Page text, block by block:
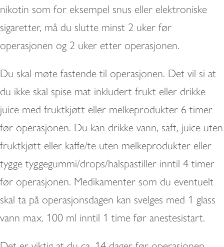
nikotin som for eksempel snus eller elektroniske
sigaretter, må du slutte minst 2 uker før
operasjonen og 2 uker etter operasjonen.
Du skal møte fastende til operasjonen. Det vil si at
du ikke skal spise mat inkludert frukt eller drikke
juice med fruktkjøtt eller melkeprodukter 6 timer
før operasjonen. Du kan drikke vann, saft, juice uten
fruktkjøtt eller kaffe/te uten melkeprodukter eller
tygge tyggegummi/drops/halspastiller inntil 4 timer
før operasjonen. Medikamenter som du eventuelt
skal ta på operasjonsdagen kan svelges med 1 glass
vann max. 100 ml inntil 1 time før anestesistart.